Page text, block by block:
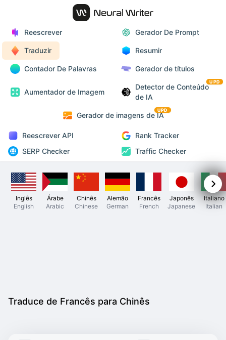
Reescrever Gerador De Prompt
Traduzir Resumir
Contador De Palavras Gerador de títulos
Aumentador de Imagem
Detector de Conteúdo
de IA
UPD
Gerador de imagens de IA
UPD
Reescrever API
Rank Tracker
SERP Checker
Traffic Checker
Inglês
English
Árabe
Arabic
Chinês
Chinese
Alemão
German
Francês
French
Japonês
Japanese
Italiano
Italian
Traduce de Francês para Chinês